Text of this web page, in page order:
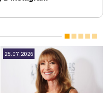
25.07.2026